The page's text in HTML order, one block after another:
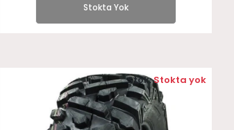
Stokta Yok
Stok:Stokta yok